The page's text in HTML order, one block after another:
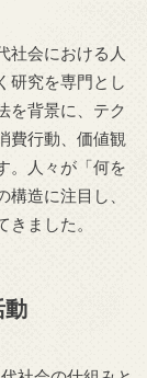
社会における人
研究を専門とし
を背景に、テク
費行動、価値観
。人々が「何を
造に注目し、
ました。
動